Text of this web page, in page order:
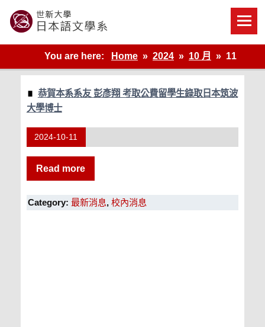
content
世新大學教學單位的網站
You are here:
Home 2024 10 月 11
恭賀本系系友 彭彥翔 考取公費留學生錄取日本筑波
大學博士
2024-10-11
Read more
Category: 最新消息, 校內消息